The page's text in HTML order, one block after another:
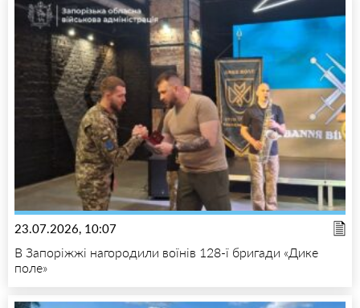
23.07.2026, 10:07
В Запоріжжі нагородили воїнів 128-ї бригади «Дике
поле»